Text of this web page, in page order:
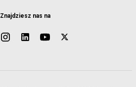
Znajdziesz nas na